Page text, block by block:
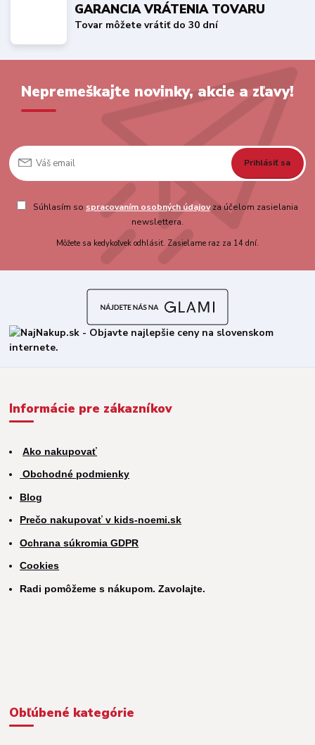
GARANCIA VRÁTENIA TOVARU
Tovar môžete vrátiť do 30 dní
Nepremeškajte novinky, akcie a zľavy!
Prihlásiť sa
Súhlasím so spracovaním osobných údajovza účelom zasielania
newslettera.
Môžete sa kedykoľvek odhlásiť. Zasielame raz za 14 dní.
Informácie pre zákazníkov
Ako nakupovať
Obchodné podmienky
Blog
Prečo nakupovať v kids-noemi.sk
Ochrana súkromia GDPR
Cookies
Radi pomôžeme s nákupom. Zavolajte.
Obľúbené kategórie